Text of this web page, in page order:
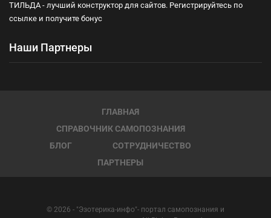
ТИЛЬДА - лучший конструктор для сайтов. Регистрируйтесь по
ссылке и получите бонус
Наши Партнеры
ГЛАВНАЯ
СПРАВОЧНИК САМОПОЗНАНИЯ
БЛОГ
СОТРУДНИЧЕСТВО
ПАРТНЕРЫ
© 2026 - "Эзотерика-инфо"- портал самопознания и